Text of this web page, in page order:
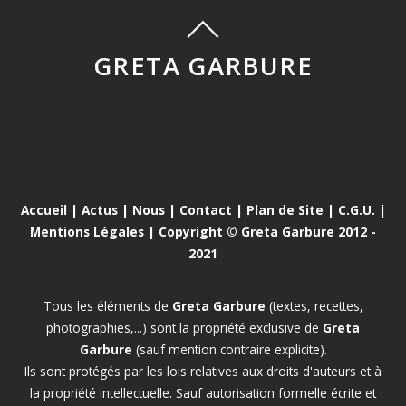
GRETA GARBURE
Accueil | Actus| Nous| Contact | Plan de Site | C.G.U. |
Mentions Légales | Copyright © Greta Garbure 2012 -
2021
Tous les éléments de Greta Garbure (textes, recettes,
photographies,...) sont la propriété exclusive de Greta
Garbure (sauf mention contraire explicite).
Ils sont protégés par les lois relatives aux droits d'auteurs et à
la propriété intellectuelle. Sauf autorisation formelle écrite et